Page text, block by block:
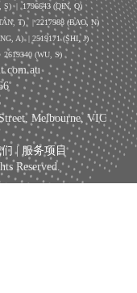
S)| 1796643 (QIN, Q)
T) | 2217988 (BAO, N)
A) | 2519171 (SHI, J)
2619340 (WU, S)
Melbourne, VIC
| 服务项目
Reserved.